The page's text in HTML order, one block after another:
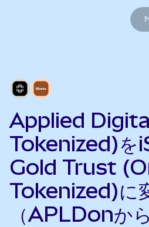
Applied
Tokenized)を
Gold Trust
Tokenized)に
（APLDonか